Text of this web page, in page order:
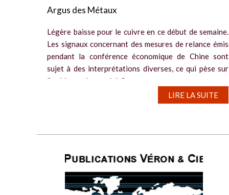
Argus des Métaux
Légère baisse pour le cuivre en ce début de semaine.
Les signaux concernant des mesures de relance émis
pendant la conférence économique de Chine sont
sujet à des interprétations diverses, ce qui pèse sur
l’ambiance de marché. Sur...
LIRE LA SUITE